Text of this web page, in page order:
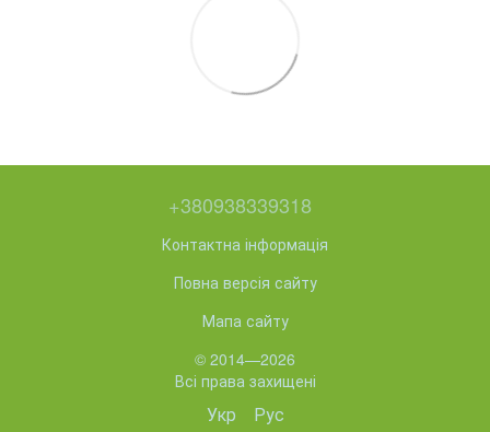
+380938339318
Контактна інформація
Повна версія сайту
Мапа сайту
© 2014—2026
Всі права захищені
Укр Рус